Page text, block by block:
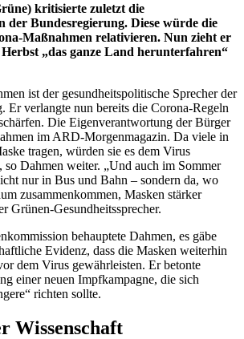
kritisierte zuletzt die
der Bundesregierung. Diese würde die
Maßnahmen relativieren. Nun zieht er
„das ganze Land herunterfahren“
ist der gesundheitspolitische Sprecher der
Er verlangte nun bereits die Corona-Regeln
Die Eigenverantwortung der Bürger
im ARD-Morgenmagazin. Da viele in
tragen, würden sie es dem Virus
so Dahmen weiter. „Und auch im Sommer
nur in Bus und Bahn – sondern da, wo
zusammenkommen, Masken stärker
Grünen-Gesundheitssprecher.
behauptete Dahmen, es gäbe
Evidenz, dass die Masken weiterhin
dem Virus gewährleisten. Er betonte
einer neuen Impfkampagne, die sich
richten sollte.
Wissenschaft